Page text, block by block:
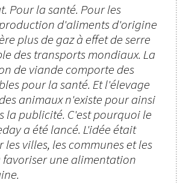
Pour la santé. Pour les
d'aliments d'origine
plus de gaz à effet de serre
des transports mondiaux. La
de viande comporte des
pour la santé. Et l'élevage
animaux n'existe pour ainsi
la publicité. C'est pourquoi le
a été lancé. L'idée était
villes, les communes et les
favoriser une alimentation